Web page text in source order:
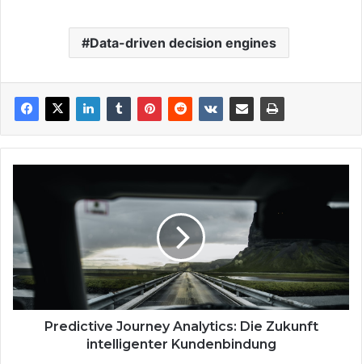
Data-driven decision engines
Analytics:
Die
Zukunft
intelligenter
Kundenbindung
Predictive Journey Analytics: Die Zukunft
intelligenter Kundenbindung